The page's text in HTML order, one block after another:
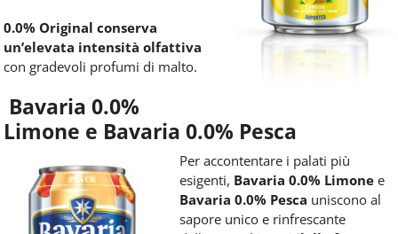
0.0% Original conserva
un’elevata intensità olfattiva
con gradevoli profumi di malto.
Bavaria 0.0%
Limone e Bavaria 0.0% Pesca
Per accontentare i palati più
esigenti, Bavaria 0.0% Limone e
Bavaria 0.0% Pesca uniscono al
sapore unico e rinfrescante